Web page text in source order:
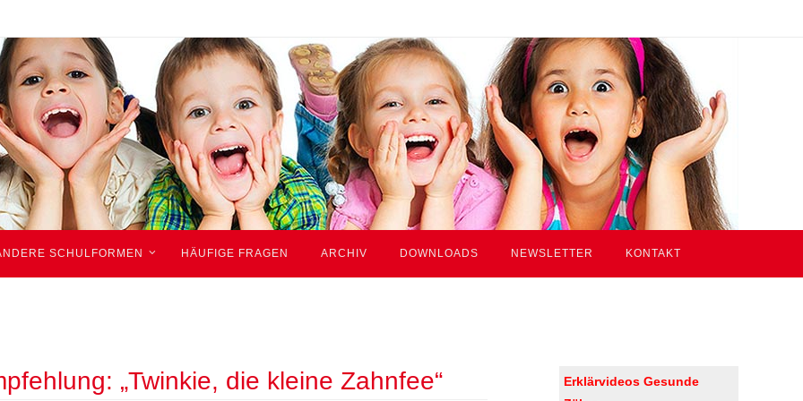
SCHULFORMEN HÄUFIGE FRAGEN ARCHIV DOWNLOADS NEWSLETTER KONTAKT
„Twinkie, die kleine Zahnfee“
Erklärvideos Gesunde